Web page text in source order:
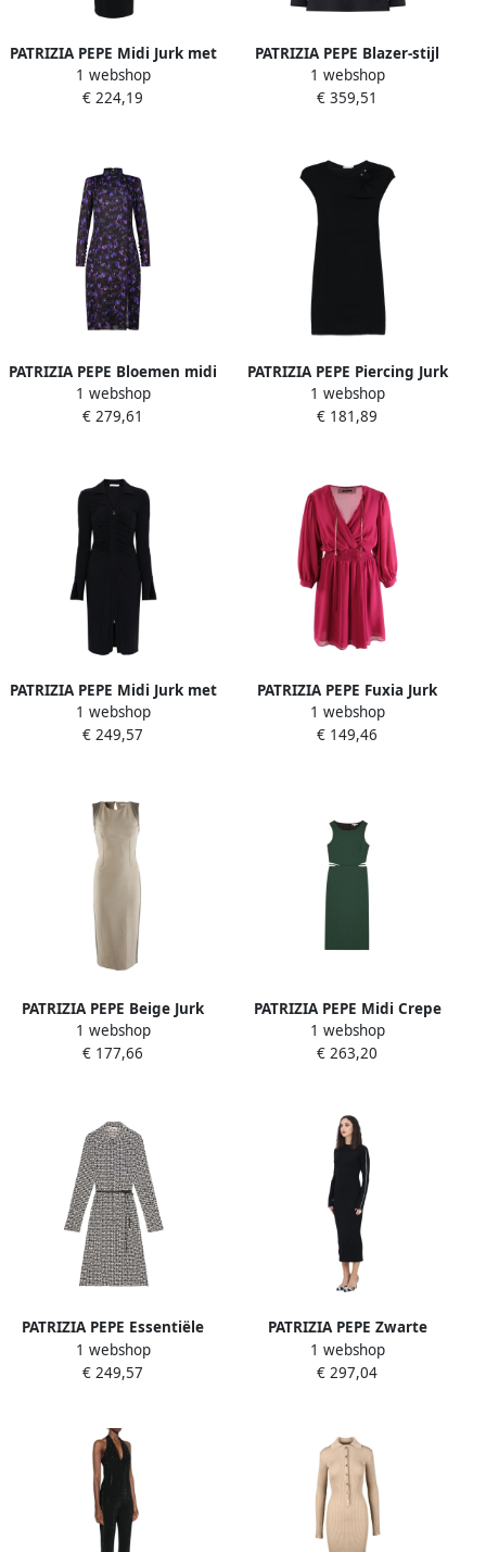
PATRIZIA PEPE Midi Jurk met
Piercing Detail Black Dames
1 webshop
€ 224,19
PATRIZIA PEPE Blazer-stijl
Mini Jurk met Shorts Black
Dames
1 webshop
€ 359,51
PATRIZIA PEPE Bloemen midi
jurk met opstaande kraag
Black Dames
1 webshop
€ 279,61
PATRIZIA PEPE Piercing Jurk
8A1471Jz26 Black Dames
1 webshop
€ 181,89
PATRIZIA PEPE Midi Jurk met
Rits Detail Black Dames
1 webshop
€ 249,57
PATRIZIA PEPE Fuxia Jurk
voor Vrouwen Pink Dames
1 webshop
€ 149,46
PATRIZIA PEPE Beige Jurk
voor Vrouwen Beige Dames
1 webshop
€ 177,66
PATRIZIA PEPE Midi Crepe
Jurk met Drukknop Green
Dames
1 webshop
€ 263,20
PATRIZIA PEPE Essentiële
Chemisier Jurk Art.
8A1482A033 Gray Dames
1 webshop
€ 249,57
PATRIZIA PEPE Zwarte
Geribbelde Midi Jurk Black
Dames
1 webshop
€ 297,04